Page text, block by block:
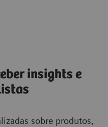
insights e
sobre produtos,